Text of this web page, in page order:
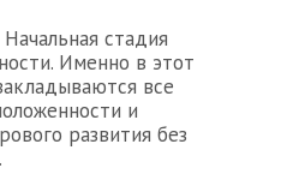
Начальная стадия
Именно в этот
все
и
развития без